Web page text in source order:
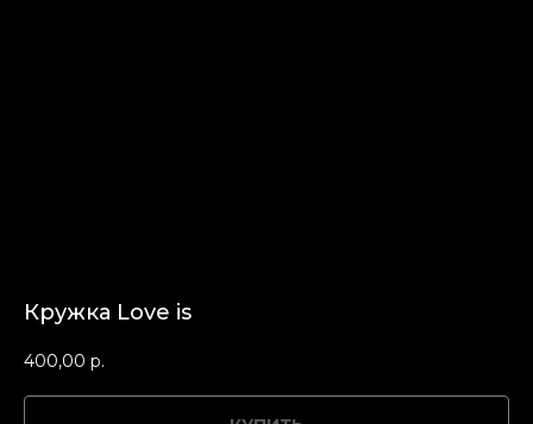
Кружка Love is
400,00 р.